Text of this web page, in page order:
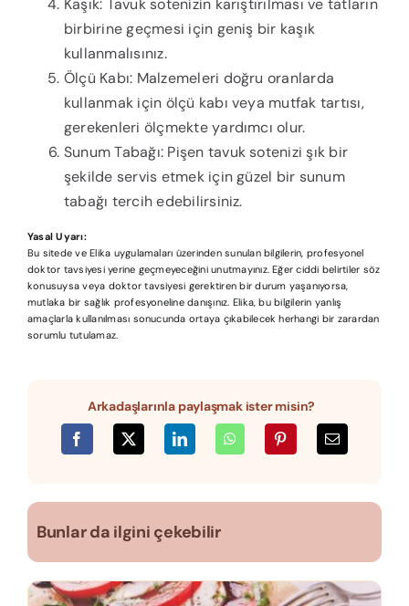
birbirine geçmesi için geniş bir kaşık
kullanmalısınız.
Ölçü Kabı: Malzemeleri doğru oranlarda
kullanmak için ölçü kabı veya mutfak tartısı,
gerekenleri ölçmekte yardımcı olur.
Sunum Tabağı: Pişen tavuk sotenizi şık bir
şekilde servis etmek için güzel bir sunum
tabağı tercih edebilirsiniz.
Yasal Uyarı:
Bu sitede ve Elika uygulamaları üzerinden sunulan bilgilerin, profesyonel
doktor tavsiyesi yerine geçmeyeceğini unutmayınız. Eğer ciddi belirtiler söz
konusuysa veya doktor tavsiyesi gerektiren bir durum yaşanıyorsa,
mutlaka bir sağlık profesyoneline danışınız. Elika, bu bilgilerin yanlış
amaçlarla kullanılması sonucunda ortaya çıkabilecek herhangi bir zarardan
sorumlu tutulamaz.
Arkadaşlarınla paylaşmak ister misin?
Bunlar da ilgini çekebilir